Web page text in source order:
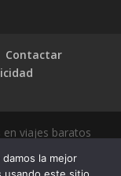
Contactar
en viajes baratos
la mejor